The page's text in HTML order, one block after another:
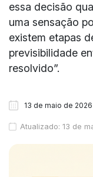
essa decisão
uma sensação
existem etapas
previsibilidade
resolvido”.
13 de maio de 2026
Atualizado: 13 de